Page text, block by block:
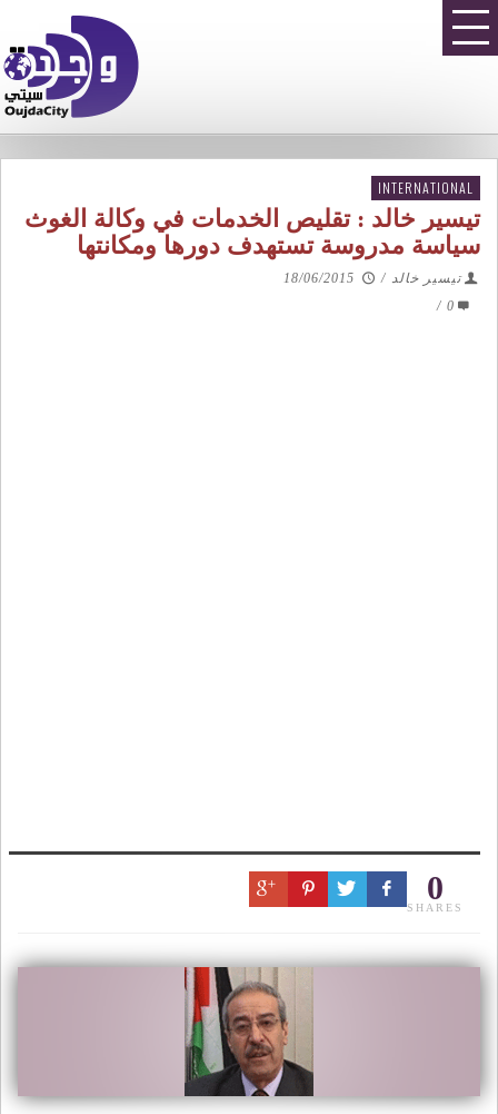
INTERNATIONAL
تيسير خالد : تقليص الخدمات في وكالة الغوث
سياسة مدروسة تستهدف دورها ومكانتها
تيسير خالد /
18/06/2015
0
/
0
SHARES